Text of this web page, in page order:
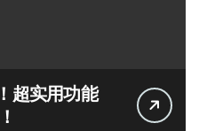
超实用功能